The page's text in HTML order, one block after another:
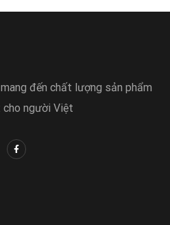
đến chất lượng sản phẩm
người Việt